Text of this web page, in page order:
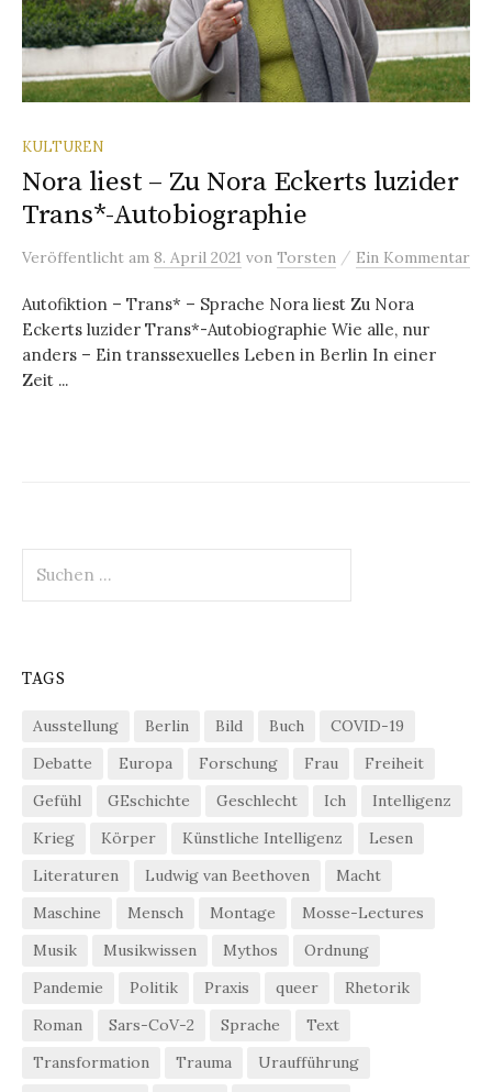
KULTUREN
Nora liest – Zu Nora Eckerts luzider
Trans*-Autobiographie
Veröffentlicht am 8. April 2021 von Torsten / Ein Kommentar
Autofiktion – Trans* – Sprache Nora liest Zu Nora
Eckerts luzider Trans*-Autobiographie Wie alle, nur
anders – Ein transsexuelles Leben in Berlin In einer
Zeit ...
nach:
TAGS
Ausstellung Berlin Bild Buch
COVID-19
Debatte
Europa Forschung Frau
Freiheit
Gefühl
GEschichte Geschlecht Ich
Intelligenz
Krieg
Körper Künstliche Intelligenz
Lesen
Literaturen
Ludwig van Beethoven
Macht
Maschine
Mensch Montage
Mosse-Lectures
Musik
Musikwissen Mythos
Ordnung
Pandemie
Politik Praxis queer
Rhetorik
Roman
Sars-CoV-2 Sprache
Text
Transformation
Trauma
Uraufführung